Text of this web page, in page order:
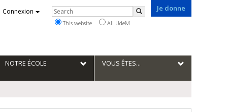
Je donne
Connexion Rechercher
Search
This website All UdeM
NOTRE ÉCOLE VOUS ÊTES...